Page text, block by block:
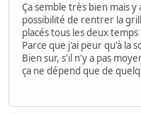
Ça semble très bien mais
possibilité de rentrer la
placés tous les deux temps
Parce que j'ai peur qu'à la
Bien sur, s'il n'y a pas
ça ne dépend que de